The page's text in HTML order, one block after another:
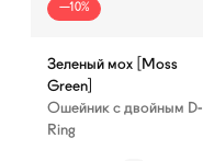
—10%
Зеленый мох [Moss
Green]
Ошейник с двойным D-
Ring